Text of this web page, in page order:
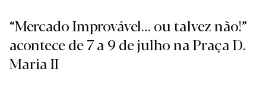
“Mercado Improvável… ou talvez não!”
acontece de 7 a 9 de julho na Praça D.
Maria II